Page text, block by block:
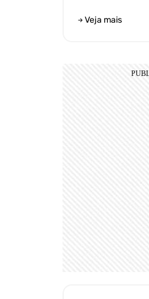
Veja mais